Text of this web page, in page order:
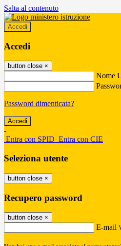
Salta al contenuto
Accedi
Accedi
button close ×
Nome
Password dimenticata?
-
Entra con SPID Entra con CIE
Seleziona utente
button close ×
Recupero password
button close ×
E-mail